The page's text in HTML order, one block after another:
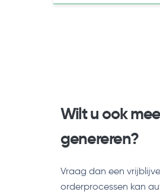
Wilt u ook
genereren?
Vraag dan een
orderprocessen kan